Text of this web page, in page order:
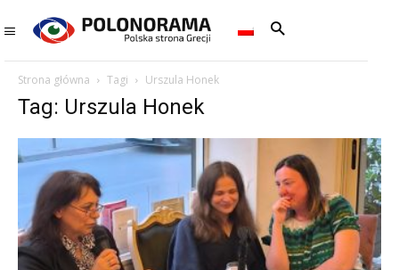
Strona główna Tagi Urszula Honek
Tag: Urszula Honek